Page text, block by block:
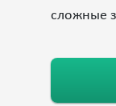
сложные